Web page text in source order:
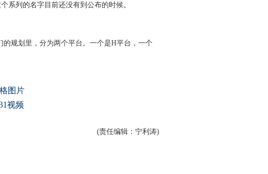
系列的名字目前还没有到公布的时候。
的规划里，分为两个平台。一个是H平台，一个
图片
视频
(责任编辑：宁利涛)